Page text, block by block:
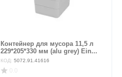
Контейнер для мусора 11,5 л
229*205*330 мм (alu grey) Ein...
КОД: 5072.91.41616